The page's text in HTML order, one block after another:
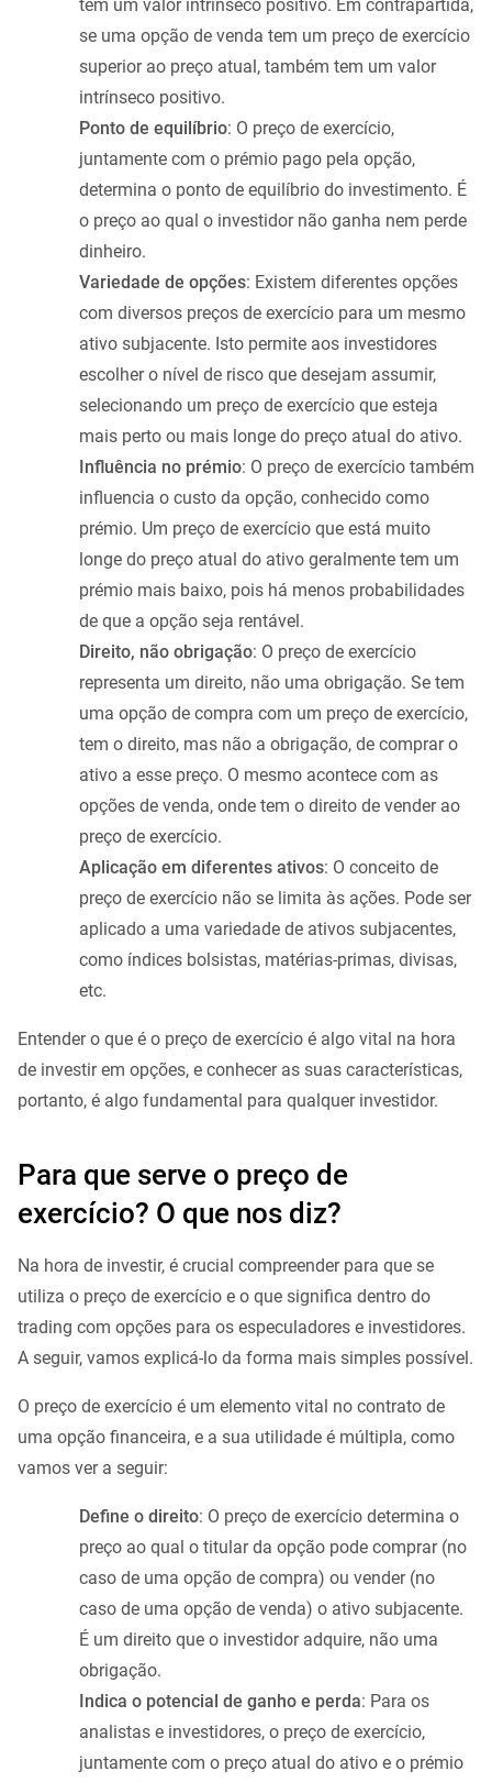
tem um valor intrínseco positivo. Em contrapartida,
se uma opção de venda tem um preço de exercício
superior ao preço atual, também tem um valor
intrínseco positivo.
Ponto de equilíbrio: O preço de exercício,
juntamente com o prémio pago pela opção,
determina o ponto de equilíbrio do investimento. É
o preço ao qual o investidor não ganha nem perde
dinheiro.
Variedade de opções: Existem diferentes opções
com diversos preços de exercício para um mesmo
ativo subjacente. Isto permite aos investidores
escolher o nível de risco que desejam assumir,
selecionando um preço de exercício que esteja
mais perto ou mais longe do preço atual do ativo.
Influência no prémio: O preço de exercício também
influencia o custo da opção, conhecido como
prémio. Um preço de exercício que está muito
longe do preço atual do ativo geralmente tem um
prémio mais baixo, pois há menos probabilidades
de que a opção seja rentável.
Direito, não obrigação: O preço de exercício
representa um direito, não uma obrigação. Se tem
uma opção de compra com um preço de exercício,
tem o direito, mas não a obrigação, de comprar o
ativo a esse preço. O mesmo acontece com as
opções de venda, onde tem o direito de vender ao
preço de exercício.
Aplicação em diferentes ativos: O conceito de
preço de exercício não se limita às ações. Pode ser
aplicado a uma variedade de ativos subjacentes,
como índices bolsistas, matérias-primas, divisas,
etc.
Entender o que é o preço de exercício é algo vital na hora
de investir em opções, e conhecer as suas características,
portanto, é algo fundamental para qualquer investidor.
Para que serve o preço de
exercício? O que nos diz?
Na hora de investir, é crucial compreender para que se
utiliza o preço de exercício e o que significa dentro do
trading com opções para os especuladores e investidores.
A seguir, vamos explicá-lo da forma mais simples possível.
O preço de exercício é um elemento vital no contrato de
uma opção financeira, e a sua utilidade é múltipla, como
vamos ver a seguir:
Define o direito: O preço de exercício determina o
preço ao qual o titular da opção pode comprar (no
caso de uma opção de compra) ou vender (no
caso de uma opção de venda) o ativo subjacente.
É um direito que o investidor adquire, não uma
obrigação.
Indica o potencial de ganho e perda: Para os
analistas e investidores, o preço de exercício,
juntamente com o preço atual do ativo e o prémio